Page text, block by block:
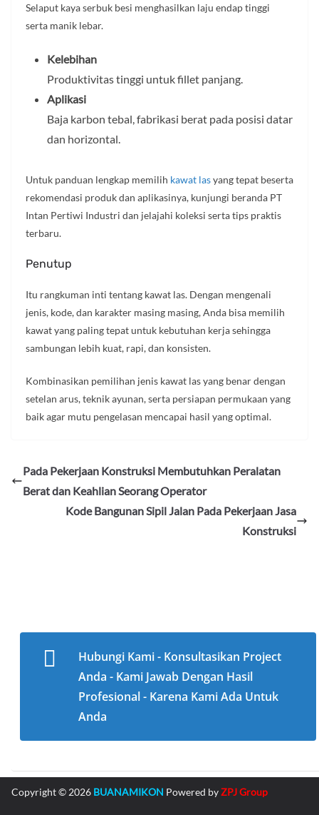
Selaput kaya serbuk besi menghasilkan laju endap tinggi
serta manik lebar.
Kelebihan
Produktivitas tinggi untuk fillet panjang.
Aplikasi
Baja karbon tebal, fabrikasi berat pada posisi datar
dan horizontal.
Untuk panduan lengkap memilih kawat lasyang tepat beserta
rekomendasi produk dan aplikasinya, kunjungi beranda PT
Intan Pertiwi Industri dan jelajahi koleksi serta tips praktis
terbaru.
Penutup
Itu rangkuman inti tentang kawat las. Dengan mengenali
jenis, kode, dan karakter masing masing, Anda bisa memilih
kawat yang paling tepat untuk kebutuhan kerja sehingga
sambungan lebih kuat, rapi, dan konsisten.
Kombinasikan pemilihan jenis kawat las yang benar dengan
setelan arus, teknik ayunan, serta persiapan permukaan yang
baik agar mutu pengelasan mencapai hasil yang optimal.
Pada Pekerjaan Konstruksi Membutuhkan Peralatan
Berat dan Keahlian Seorang Operator
Kode Bangunan Sipil Jalan Pada Pekerjaan Jasa
Konstruksi
Hubungi Kami - Konsultasikan Project
Anda - Kami Jawab Dengan Hasil
Profesional - Karena Kami Ada Untuk
Anda
Copyright © 2026 BUANAMIKON Powered byZPJ Group